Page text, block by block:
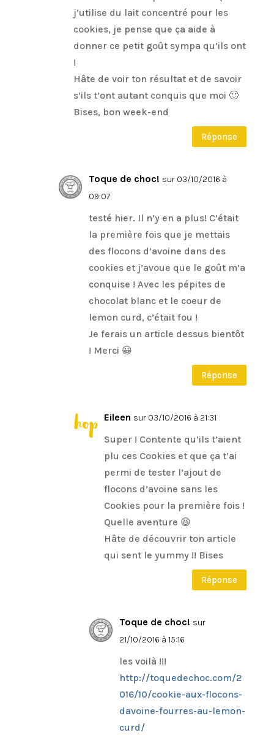
j’utilise du lait concentré pour les
cookies, je pense que ça aide à
donner ce petit goût sympa qu’ils ont
!
Hâte de voir ton résultat et de savoir
s’ils t’ont autant conquis que moi 🙂
Bises, bon week-end
Réponse
Toque de choc! sur 03/10/2016 à
09:07
testé hier. Il n’y en a plus! C’était
la première fois que je mettais
des flocons d’avoine dans des
cookies et j’avoue que le goût m’a
conquise ! Avec les pépites de
chocolat blanc et le coeur de
lemon curd, c’était fou !
Je ferais un article dessus bientôt
! Merci 😀
Réponse
Eileen sur 03/10/2016 à 21:31
Super ! Contente qu’ils t’aient
plu ces Cookies et que ça t’ai
permi de tester l’ajout de
flocons d’avoine sans les
Cookies pour la première fois !
Quelle aventure 😆
Hâte de découvrir ton article
qui sent le yummy !! Bises
Réponse
Toque de choc! sur
21/10/2016 à 15:16
les voilà !!!
http://toquedechoc.com/2
016/10/cookie-aux-flocons-
davoine-fourres-au-lemon-
curd/